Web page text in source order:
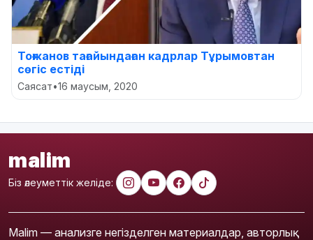
Тоғжанов тағайындаған кадрлар Тұрымовтан
сөгіс естіді
Саясат•16 маусым, 2020
malim
Біз әлеуметтік желіде:
Malim — анализге негізделген материалдар, авторлық